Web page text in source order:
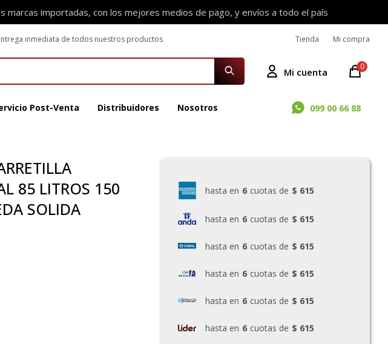
marcas importadas, con los mejores medios de pago, y envíos a todo el país
Post-Venta Distribuidores Nosotros 099 00 66 88
0
inmediata de todos nuestros productos Tienda Mi compra
85 LITROS 150
SOLIDA
hasta en 6 cuotas de $ 615
hasta en 6 cuotas de $ 615
hasta en 6 cuotas de $ 615
hasta en 6 cuotas de $ 615
hasta en 6 cuotas de $ 615
hasta en 6 cuotas de $ 615